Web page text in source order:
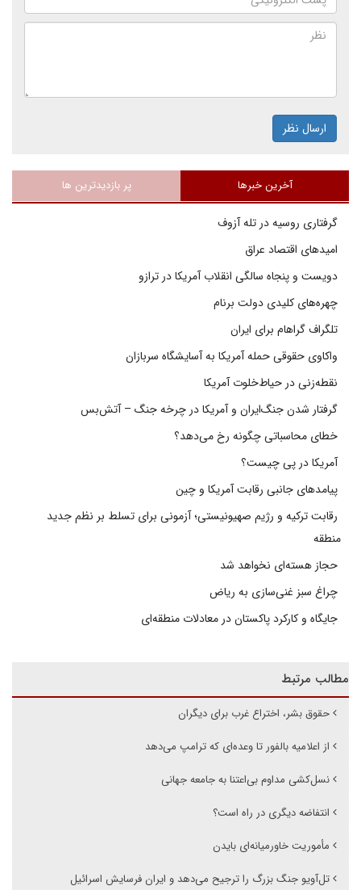
ارسال نظر
آخرین خبرها پر بازدیدترین ها
گرفتاری روسیه در تله آزوف
امیدهای اقتصاد عراق
دویست و پنجاه سالگی انقلاب آمریکا در ترازو
چهره‌های کلیدی دولت برنام
تلگراف گراهام برای ایران
واکاوی حقوقی حمله آمریکا به آسایشگاه سربازان
نقطه‌زنی در حیاط‌خلوت آمریکا
گرفتار شدن جنگ‌ایران و آمریکا در چرخه جنگ – آتش‌بس
خطای محاسباتی چگونه رخ می‌دهد؟
آمریکا در پی چیست؟
پیامدهای جانبی رقابت آمریکا و چین
رقابت ترکیه و رژیم صهیونیستی؛ آزمونی برای تسلط بر نظم جدید
منطقه
حجاز هسته‌ای نخواهد شد
چراغ سبز غنی‌سازی به ریاض
جایگاه و کارکرد پاکستان در معادلات منطقه‌ای
مطالب مرتبط
حقوق بشر، اختراع غرب برای دیگران
از اعلامیه بالفور تا وعده‌ای که ترامپ می‌دهد
نسل‌کشی مداوم بی‌اعتنا به جامعه جهانی
انتفاضه دیگری در راه است؟
مأموریت خاورمیانه‌ای بایدن
تل‌آویو جنگ بزرگ را ترجیح می‌دهد و ایران فرسایش اسرائیل